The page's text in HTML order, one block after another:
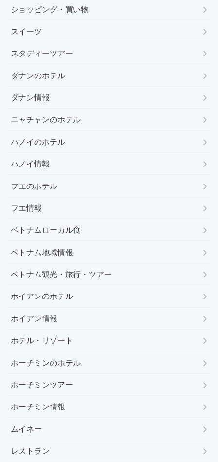
ショッピング・買い物
スイーツ
スタディーツアー
ダナンのホテル
ダナン情報
ニャチャンのホテル
ハノイのホテル
ハノイ情報
フエのホテル
フエ情報
ベトナムローカル食
ベトナム地域情報
ベトナム観光・旅行・ツアー
ホイアンのホテル
ホイアン情報
ホテル・リゾート
ホーチミンのホテル
ホーチミンツアー
ホーチミン情報
ムイネー
レストラン